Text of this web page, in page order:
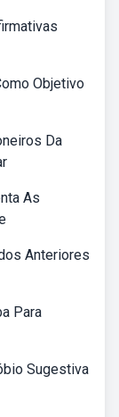
Objetivo
Da
As
Anteriores
Para
Sugestiva